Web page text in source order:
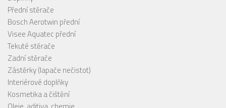
Přední stěrače
Bosch Aerotwin přední
Visee Aquatec přední
Tekuté stěrače
Zadní stěrače
Zástěrky (lapače nečistot)
Interiérové doplňky
Kosmetika a čištění